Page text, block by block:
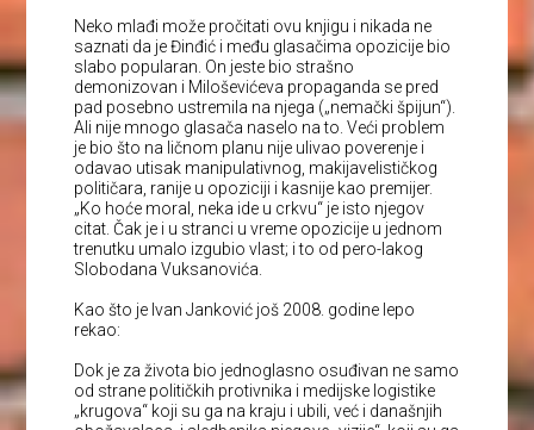
Neko mlađi može pročitati ovu knjigu i nikada ne
saznati da je Đinđić i među glasačima opozicije bio
slabo popularan. On jeste bio strašno
demonizovan i Miloševićeva propaganda se pred
pad posebno ustremila na njega („nemački špijun“).
Ali nije mnogo glasača naselo na to. Veći problem
je bio što na ličnom planu nije ulivao poverenje i
odavao utisak manipulativnog, makijavelističkog
političara, ranije u opoziciji i kasnije kao premijer.
„Ko hoće moral, neka ide u crkvu“ je isto njegov
citat. Čak je i u stranci u vreme opozicije u jednom
trenutku umalo izgubio vlast; i to od pero-lakog
Slobodana Vuksanovića.
Kao što je Ivan Janković još 2008. godine lepo
rekao:
Dok je za života bio jednoglasno osuđivan ne samo
od strane političkih protivnika i medijske logistike
„krugova“ koji su ga na kraju i ubili, već i današnjih